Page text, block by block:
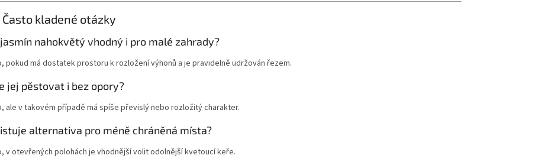
Často kladené otázky
jasmín nahokvětý vhodný i pro malé zahrady?
pokud má dostatek prostoru k rozložení výhonů a je pravidelně udržován řezem.
jej pěstovat i bez opory?
ale v takovém případě má spíše převislý nebo rozložitý charakter.
alternativa pro méně chráněná místa?
v otevřených polohách je vhodnější volit odolnější kvetoucí keře.